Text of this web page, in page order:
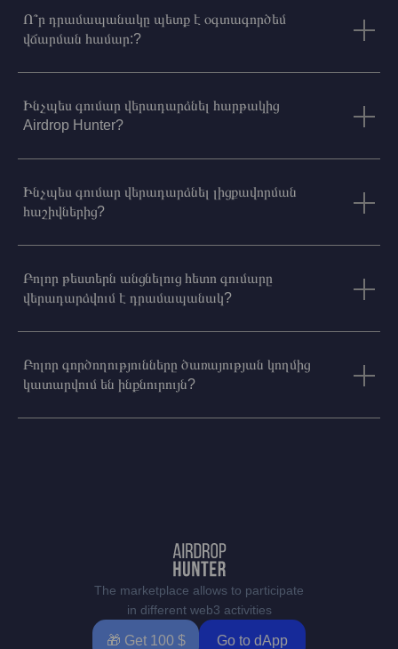
Ո՞ր դրամապանակը պետք է օգտագործեմ
վճարման համար:?
Ինչպես գումար վերադարձնել հարթակից
Airdrop Hunter?
Ինչպես գումար վերադարձնել լիցքավորման
հաշիվներից?
Բոլոր թեստերն անցնելուց հետո գումարը
վերադարձվում է դրամապանակ?
Բոլոր գործողությունները ծառայության կողմից
կատարվում են ինքնուրույն?
The marketplace allows to participate
in different web3 activities
🎁 Get 100 $ Go to dApp